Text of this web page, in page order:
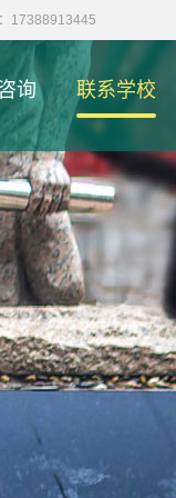
17388913445
询 联系学校